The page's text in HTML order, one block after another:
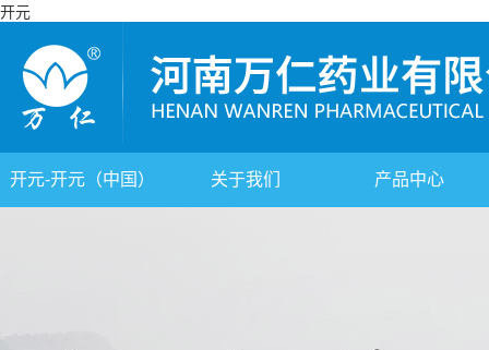
开元
开元-开元（中国） 关于我们 产品中心